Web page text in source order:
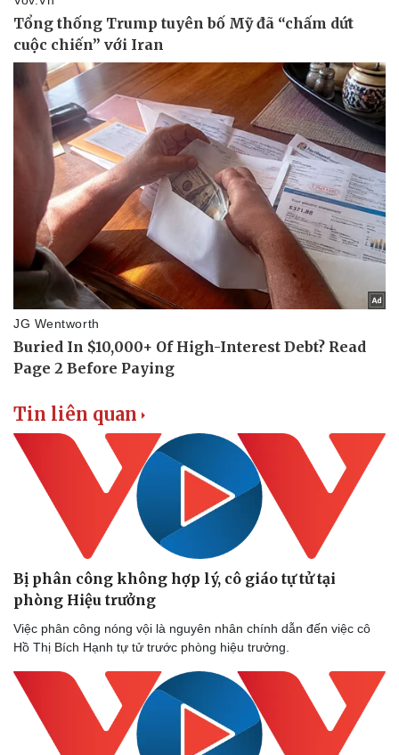
Tin liên quan
Bị phân công không hợp lý, cô giáo tự tử tại
phòng Hiệu trưởng
Việc phân công nóng vội là nguyên nhân chính dẫn đến việc cô
Hồ Thị Bích Hạnh tự tử trước phòng hiệu trưởng.